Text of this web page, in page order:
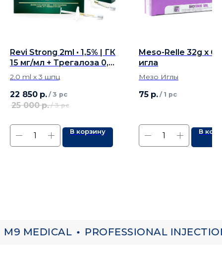
Revi Strong 2ml • 1,5% | ГК
15 мг/мл + Трегалоза 0,3
мг/мл - 3 шпц
2.0 ml x 3 шпц
22 850 р. / 3 pc
25 000 р. / 3 pc
В корзину
Meso-Relle 32g x
игла
Мезо Иглы
75 р. / 1 pc
В
MEDICAL PROFESSIONAL INJECTION